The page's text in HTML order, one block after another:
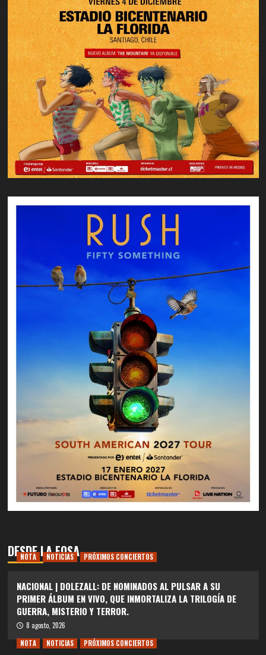
DESDE LA FOSA
NOTA NOTICIAS PRÓXIMOS CONCIERTOS
NACIONAL | DOLEZALL: DE NOMINADOS AL PULSAR A SU
PRIMER ÁLBUM EN VIVO, QUE INMORTALIZA LA TRILOGÍA DE
GUERRA, MISTERIO Y TERROR.
8 agosto, 2026
NOTA
NOTICIAS PRÓXIMOS CONCIERTOS